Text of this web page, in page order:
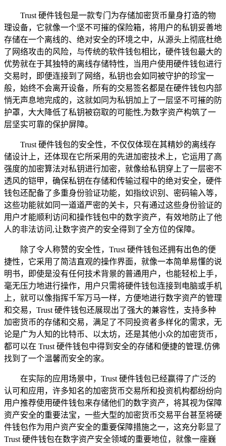
Trust 硬件钱包是一款专门为存储加密货币量身打造的物
理设备，它就像一个坚不可摧的保险箱，将用户的私钥妥善地
存储在一个离线的、绝对安全的环境之中，从源头上彻底杜绝
了网络攻击的风险，与传统的软件钱包相比，硬件钱包最大的
优势就在于其独特的离线存储特性，当用户使用硬件钱包进行
交易时，即便连接到了网络，私钥也会如同被守护的珍宝一
般，始终不会离开设备，所有的交易签名都是在硬件钱包内部
悄无声息地完成的，这就如同为私钥加上了一层坚不可摧的防
护罩，大大降低了私钥被窃取的可能性,为数字资产构筑了一
层坚实可靠的保护屏障。
Trust 硬件钱包的安全性，不仅仅体现在其精妙的离线存
储设计上，还体现在它所采用的先进加密技术上，它运用了高
强度的加密算法对私钥进行加密，就像给私钥穿上了一层密不
透风的铠甲，确保私钥在存储和传输过程中的绝对安全，硬件
钱包还配备了多重身份验证功能，如指纹识别、密码输入等，
这些功能就如同一道道严密的关卡，只有通过这些身份验证的
用户才能顺利访问和操作钱包中的数字资产，有效地防止了他
人的非法访问,让数字资产的安全得到了全方位的保障。
除了令人称赞的安全性，Trust 硬件钱包还拥有出色的便
捷性，它采用了简洁直观的操作界面，就像一本简单易懂的说
明书，即使是没有任何技术背景的普通用户，也能轻松上手，
毫无压力地进行操作，用户只需将硬件钱包连接到电脑或手机
上，就可以像指挥千军万马一样，方便地进行数字资产的管理
和交易，Trust 硬件钱包还展现出了强大的兼容性，支持多种
加密货币的存储和交易，满足了不同投资者多样化的需求，无
论是广为人知的比特币、以太坊，还是其他小众的加密货币，
都可以在 Trust 硬件钱包中得到安全的存储和便捷的管理,仿佛
找到了一个温馨而安全的家。
在实际的应用场景中，Trust 硬件钱包已经赢得了广泛的
认可和应用，许多知名的加密货币交易所和投资机构都纷纷向
用户推荐使用硬件钱包来存储他们的数字资产，将其视为保障
资产安全的重要法宝，一些大型的加密货币交易平台甚至将硬
件钱包作为用户资产安全的重要保障措施之一，这充分彰显了
Trust 硬件钱包在数字资产安全领域的重要地位，就像一座巍